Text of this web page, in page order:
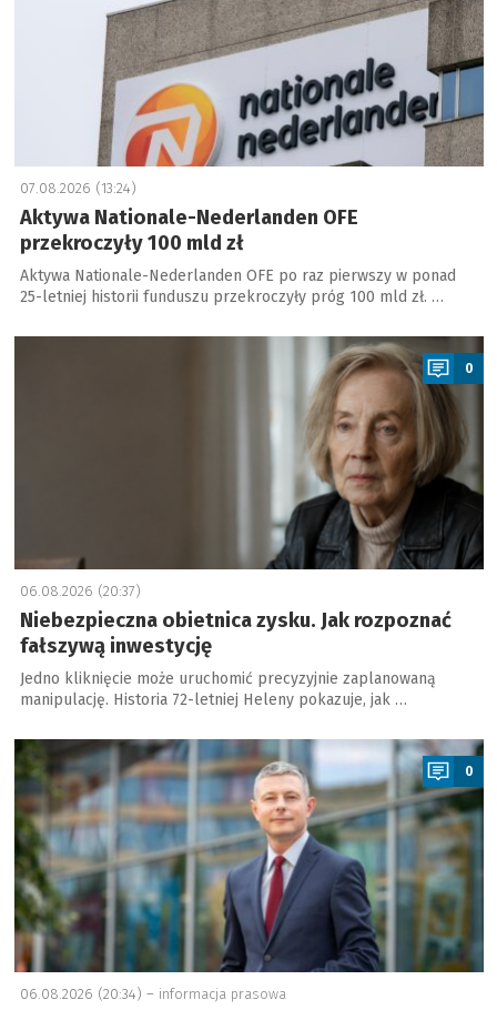
07.08.2026 (13:24)
Aktywa Nationale-Nederlanden OFE
przekroczyły 100 mld zł
Aktywa Nationale-Nederlanden OFE po raz pierwszy w ponad
25-letniej historii funduszu przekroczyły próg 100 mld zł. …
a
0
06.08.2026 (20:37)
Niebezpieczna obietnica zysku. Jak rozpoznać
fałszywą inwestycję
Jedno kliknięcie może uruchomić precyzyjnie zaplanowaną
manipulację. Historia 72-letniej Heleny pokazuje, jak …
a
0
06.08.2026 (20:34) – informacja prasowa